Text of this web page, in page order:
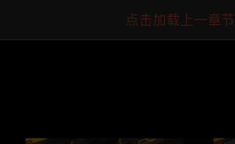
点击加载上一章节